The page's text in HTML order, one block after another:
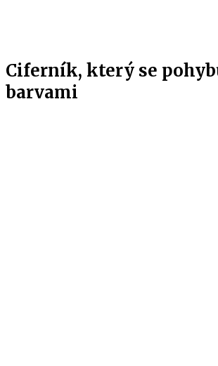
Ciferník, který se
barvami